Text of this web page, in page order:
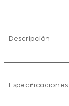
Descripción
Especificaciones